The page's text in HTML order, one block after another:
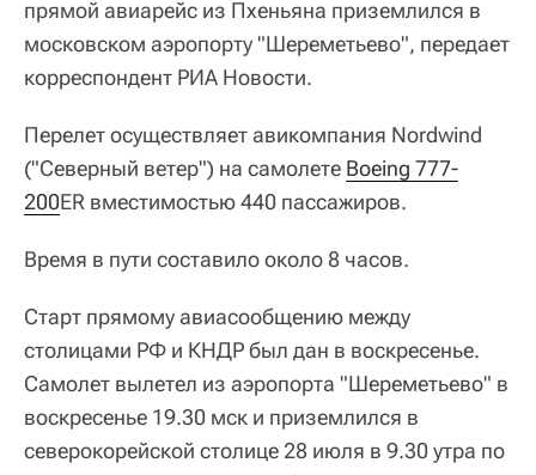
прямой авиарейс из Пхеньяна приземлился в
московском аэропорту "Шереметьево", передает
корреспондент РИА Новости.
Перелет осуществляет авикомпания Nordwind
("Северный ветер") на самолете Boeing 777-
200ER вместимостью 440 пассажиров.
Время в пути составило около 8 часов.
Старт прямому авиасообщению между
столицами РФ и КНДР был дан в воскресенье.
Самолет вылетел из аэропорта "Шереметьево" в
воскресенье 19.30 мск и приземлился в
северокорейской столице 28 июля в 9.30 утра по